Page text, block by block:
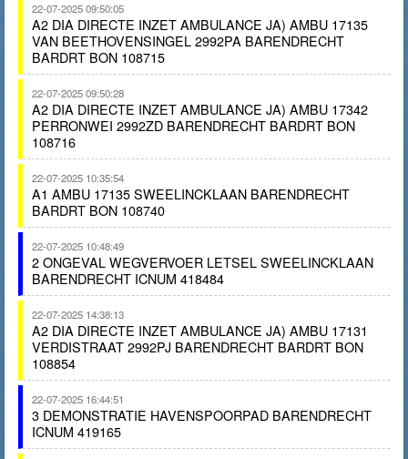
22-07-2025 09:50:05
A2 DIA DIRECTE INZET AMBULANCE JA) AMBU 17135
VAN BEETHOVENSINGEL 2992PA BARENDRECHT
BARDRT BON 108715
22-07-2025 09:50:28
A2 DIA DIRECTE INZET AMBULANCE JA) AMBU 17342
PERRONWEI 2992ZD BARENDRECHT BARDRT BON
108716
22-07-2025 10:35:54
A1 AMBU 17135 SWEELINCKLAAN BARENDRECHT
BARDRT BON 108740
22-07-2025 10:48:49
2 ONGEVAL WEGVERVOER LETSEL SWEELINCKLAAN
BARENDRECHT ICNUM 418484
22-07-2025 14:38:13
A2 DIA DIRECTE INZET AMBULANCE JA) AMBU 17131
VERDISTRAAT 2992PJ BARENDRECHT BARDRT BON
108854
22-07-2025 16:44:51
3 DEMONSTRATIE HAVENSPOORPAD BARENDRECHT
ICNUM 419165